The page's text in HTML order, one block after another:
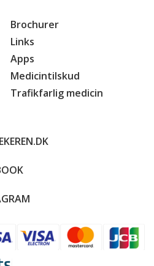
Brochurer
Links
Apps
Medicintilskud
Trafikfarlig medicin